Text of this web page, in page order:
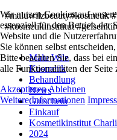
#maluwilzbeauty#kosmetik
#kosmetikinstititut
Malu Wilz
Kosmetik
Behandlung
News
Gutschein
Einkauf
Kosmetikinstitut
2024
Wir nutzen Cookies auf
essenziell für den Betrieb der
Website und die
Sie können selbst
Bitte beachten Sie, dass bei
alle Funktionalitäten der Seite
AkzeptierenAblehnen
Weitere Informationen